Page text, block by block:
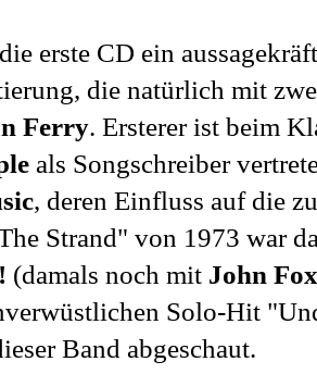
erste CD ein
die natürlich mit
Ferry. Ersterer ist beim
als Songschreiber
, deren Einfluss auf die
Strand" von 1973 war
(damals noch mit John
Solo-Hit
Band abgeschaut.